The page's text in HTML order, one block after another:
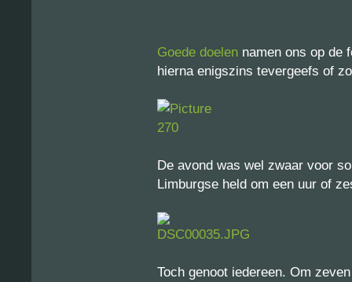
Goede doelen namen ons op de
hierna enigszins tevergeefs of
De avond was wel zwaar voor
Limburgse held om een uur of
Toch genoot iedereen. Om